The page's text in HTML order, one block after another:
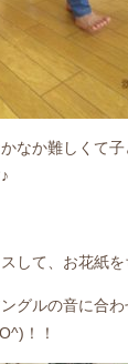
なか難しくて子
して、お花紙
グルの音に合
！！